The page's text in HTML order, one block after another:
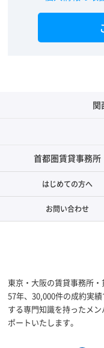
関
首都圏賃貸事務所
はじめての方へ
お問い合わせ
東京・大阪の賃貸事務所
57年、30,000件の成約実
する専門知識を持ったメ
ポートいたします。